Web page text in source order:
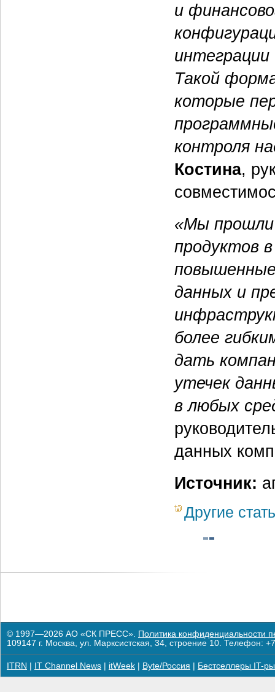
и
Такой
которые
контроля
Костина,
«Мы прошли
продуктов
данных и
более
дать
утечек
в любых
данных
Источник:
Другие
© 1997—2026 АО «СК ПРЕСС». Политика конфиденциальности
109147 г. Москва, ул. Марксистская, 34, строение 10. Телефон:
ITRN IT Channel News itWeek Byte/Россия Бестселлеры IT-